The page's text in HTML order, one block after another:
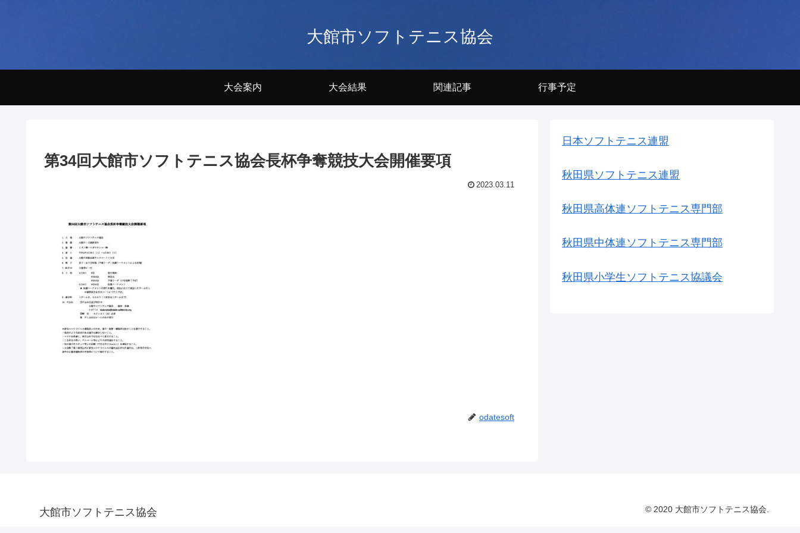
大館市ソフトテニス協会
大会案内 大会結果 関連記事 行事予定
第34回大館市ソフトテニス協会長杯争奪競技大会開催要項
2023.03.11
odatesoft
日本ソフトテニス連盟
秋田県ソフトテニス連盟
秋田県高体連ソフトテニス専門部
秋田県中体連ソフトテニス専門部
秋田県小学生ソフトテニス協議会
大館市ソフトテニス協会 © 2020 大館市ソフトテニス協会.